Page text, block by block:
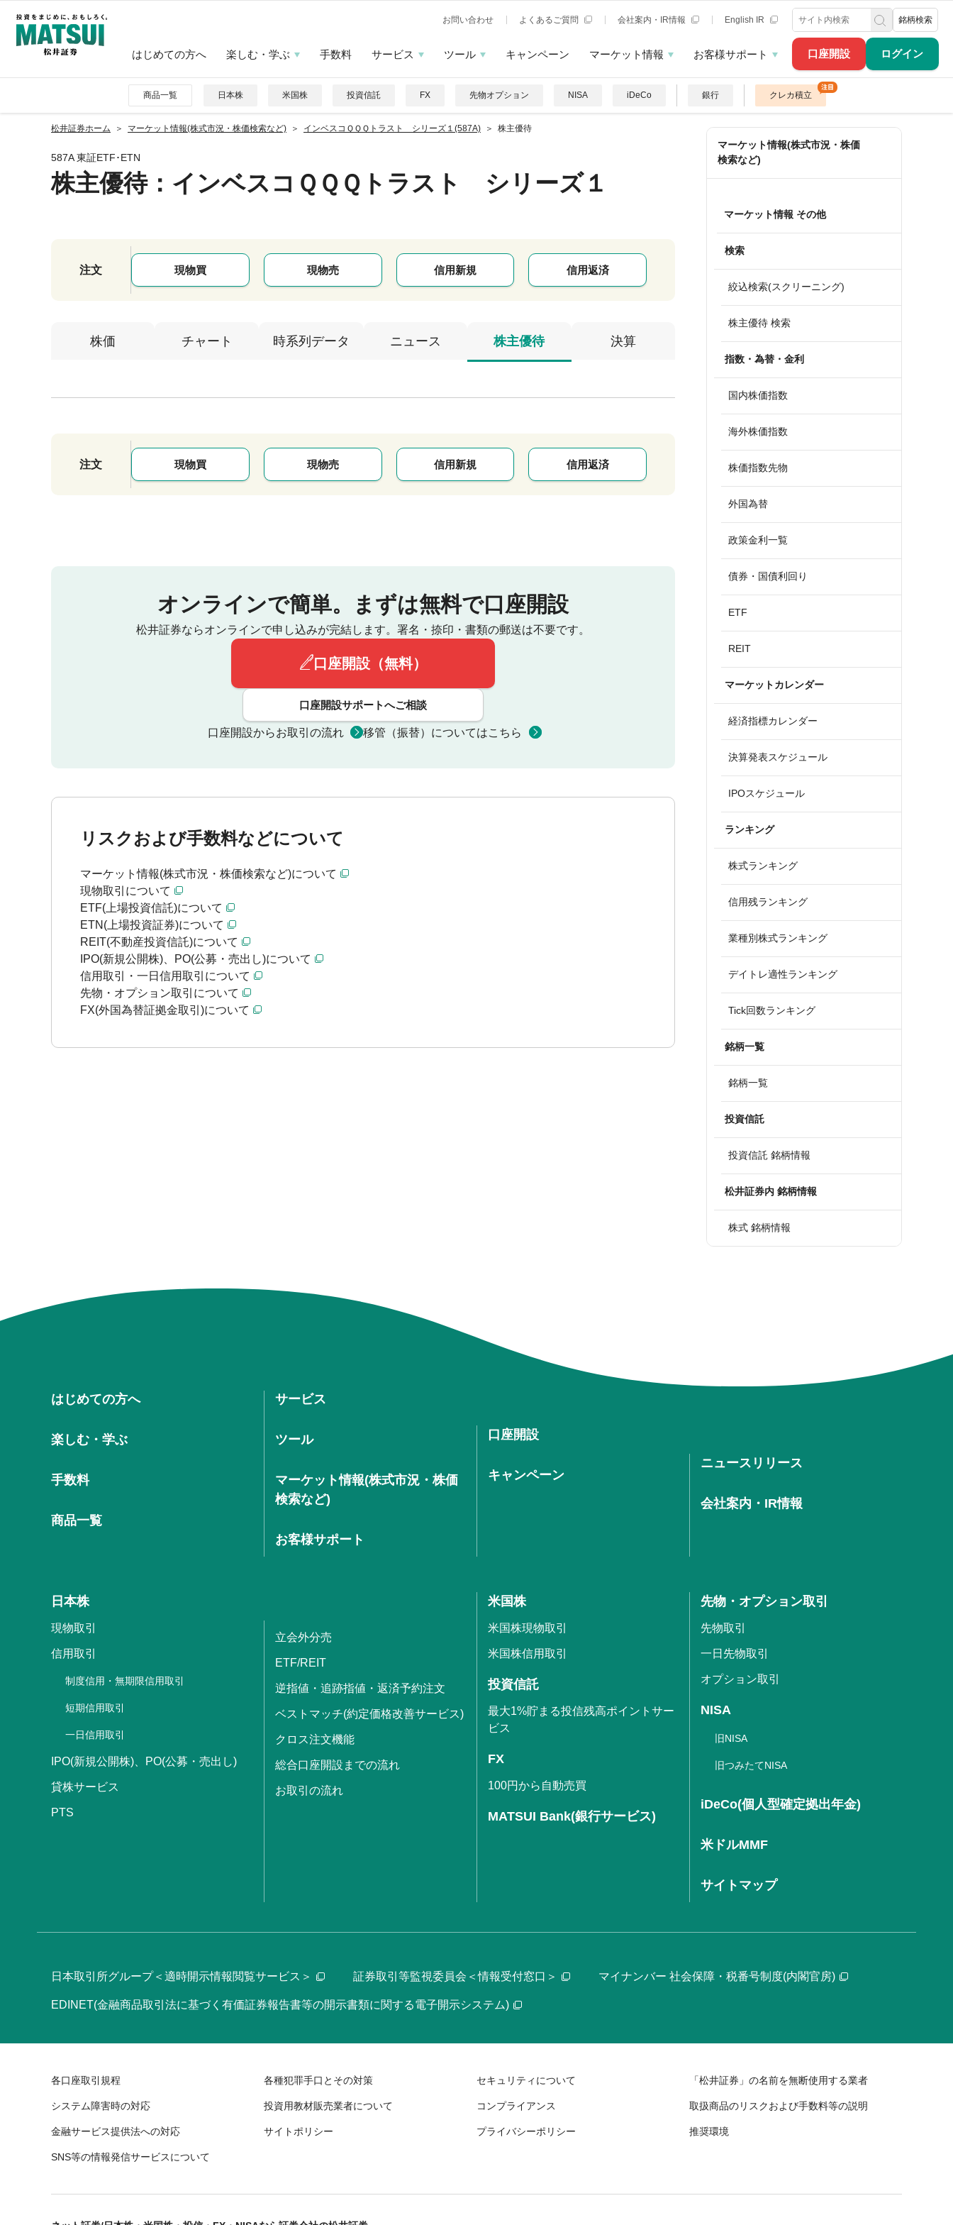
口座開設 ログイン
お問い合わせ よくあるご質問 会社案内・IR情報 English IR 銘柄検索
はじめての方へ 楽しむ・学ぶ 手数料 サービス ツール キャンペーン マーケット情報 お客様サポート
商品一覧 日本株 米国株 投資信託 FX 先物オプション NISA iDeCo 銀行 クレカ積立
松井証券ホーム マーケット情報(株式市況・株価検索など) インベスコＱＱＱトラスト シリーズ１(587A) 株主優待
587A 東証ETF･ETN
株主優待：インベスコＱＱＱトラスト シリーズ１
注文 現物買 現物売 信用新規 信用返済
株価 チャート 時系列データ ニュース 株主優待 決算
注文 現物買 現物売 信用新規 信用返済
オンラインで簡単。 まずは無料で口座開設
松井証券ならオンラインで申し込みが完結します。 署名・捺印・書類の郵送は不要です。
口座開設（無料）
口座開設サポートへご相談
口座開設からお取引の流れ 移管（振替）についてはこちら
リスクおよび手数料などについて
マーケット情報(株式市況・株価検索など)について
現物取引について
ETF(上場投資信託)について
ETN(上場投資証券)について
REIT(不動産投資信託)について
IPO(新規公開株)、PO(公募・売出し)について
信用取引・一日信用取引について
先物・オプション取引について
FX(外国為替証拠金取引)について
マーケット情報(株式市況・株価
検索など)
マーケット情報 その他
検索
絞込検索(スクリーニング)
株主優待 検索
指数・為替・金利
国内株価指数
海外株価指数
株価指数先物
外国為替
政策金利一覧
債券・国債利回り
ETF
REIT
マーケットカレンダー
経済指標カレンダー
決算発表スケジュール
IPOスケジュール
ランキング
株式ランキング
信用残ランキング
業種別株式ランキング
デイトレ適性ランキング
Tick回数ランキング
銘柄一覧
銘柄一覧
投資信託
投資信託 銘柄情報
松井証券内 銘柄情報
株式 銘柄情報
はじめての方へ
楽しむ・学ぶ
手数料
商品一覧
サービス
ツール
マーケット情報(株式市況・株価
検索など)
お客様サポート
口座開設
キャンペーン
ニュースリリース
会社案内・IR情報
日本株
現物取引
信用取引
制度信用・無期限信用取引
短期信用取引
一日信用取引
IPO(新規公開株)、PO(公募・売出し)
貸株サービス
PTS
立会外分売
ETF/REIT
逆指値・追跡指値・返済予約注文
ベストマッチ(約定価格改善サービス)
クロス注文機能
総合口座開設までの流れ
お取引の流れ
米国株
米国株現物取引
米国株信用取引
投資信託
最大1%貯まる投信残高ポイントサー
ビス
FX
100円から自動売買
MATSUI Bank(銀行サービス)
先物・オプション取引
先物取引
一日先物取引
オプション取引
NISA
旧NISA
旧つみたてNISA
iDeCo(個人型確定拠出年金)
米ドルMMF
サイトマップ
日本取引所グループ＜適時開示情報閲覧サービス＞ 証券取引等監視委員会＜情報受付窓口＞ マイナンバー 社会保障・税番号制度(内閣官房)
EDINET(金融商品取引法に基づく有価証券報告書等の開示書類に関する電子開示システム)
各口座取引規程 各種犯罪手口とその対策 セキュリティについて 「松井証券」の名前を無断使用する業者
システム障害時の対応 投資用教材販売業者について コンプライアンス 取扱商品のリスクおよび手数料等の説明
金融サービス提供法への対応 サイトポリシー プライバシーポリシー 推奨環境
SNS等の情報発信サービスについて